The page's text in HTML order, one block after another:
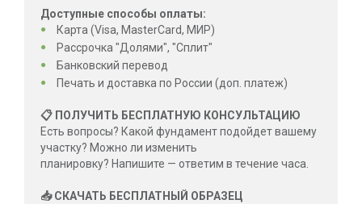
Доступные способы оплаты:
Карта (Visa, MasterCard, МИР)
Рассрочка "Долями", "Сплит"
Банковский перевод
Печать и доставка по России (доп. платеж)
📋 ПОЛУЧИТЬ БЕСПЛАТНУЮ КОНСУЛЬТАЦИЮ
Есть вопросы? Какой фундамент подойдет вашему
участку? Можно ли изменить
планировку? Напишите — ответим в течение часа.
📥 СКАЧАТЬ БЕСПЛАТНЫЙ ОБРАЗЕЦ